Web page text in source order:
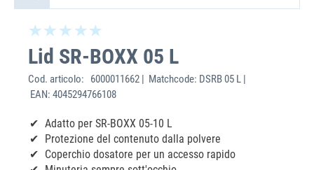
Lid SR-BOXX 05 L
Cod. articolo:
6000011662 | Matchcode: DSRB 05 L |
EAN: 4045294766108
Adatto per SR-BOXX 05-10 L
Protezione del contenuto dalla polvere
Coperchio dosatore per un accesso rapido